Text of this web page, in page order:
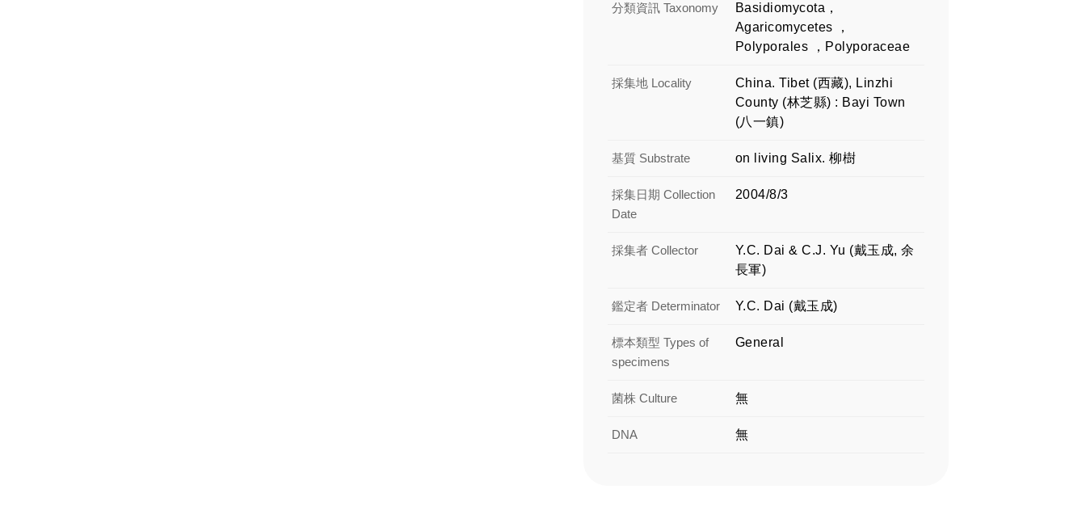
分類資訊 Taxonomy
Basidiomycota，
Agaricomycetes ，
Polyporales ，Polyporaceae
採集地 Locality
China. Tibet (西藏), Linzhi
County (林芝縣) : Bayi Town
(八一鎮)
基質 Substrate on living Salix. 柳樹
採集日期 Collection
Date
2004/8/3
採集者 Collector
Y.C. Dai & C.J. Yu (戴玉成, 余
長軍)
鑑定者 Determinator Y.C. Dai (戴玉成)
標本類型 Types of
specimens
General
菌株 Culture 無
DNA 無